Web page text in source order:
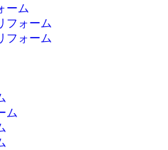
ーム
フォーム
フォーム
ム